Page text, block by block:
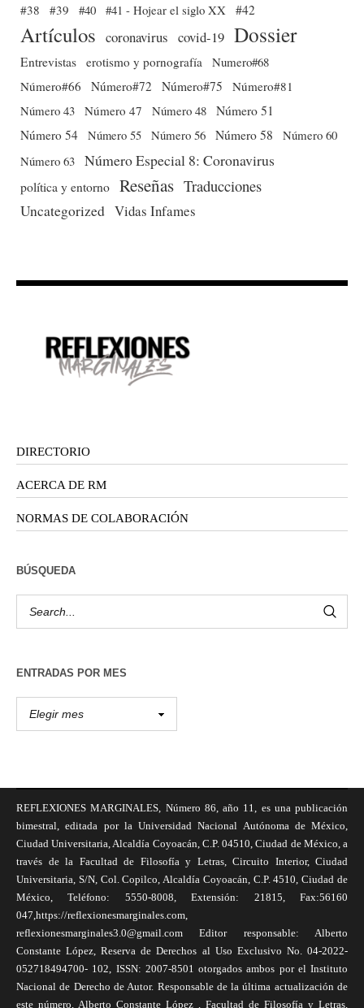
#38
#39 #40 #41 - Hojear el siglo XX #42
Artículos coronavirus covid-19 Dossier
Entrevistas erotismo y pornografía
Numero#68
Número#66
Número#72 Número#75
Número#81
Número 43 Número 47 Número 48 Número 51
Número 54 Número 55 Número 56 Número 58
Número 60
Número 63 Número Especial 8: Coronavirus
política y entorno Reseñas Traducciones
Uncategorized Vidas Infames
DIRECTORIO
ACERCA DE RM
NORMAS DE COLABORACIÓN
BÚSQUEDA
ENTRADAS POR MES
REFLEXIONES MARGINALES, Número 86, año 11, es una publicación
bimestral, editada por la Universidad Nacional Autónoma de México,
Ciudad Universitaria, Alcaldía Coyoacán, C.P. 04510, Ciudad de México, a
través de la Facultad de Filosofía y Letras, Circuito Interior, Ciudad
Universitaria, S/N, Col. Copilco, Alcaldía Coyoacán, C.P. 4510, Ciudad de
México, Teléfono: 5550-8008, Extensión: 21815, Fax:56160
047,https://reflexionesmarginales.com,
reflexionesmarginales3.0@gmail.com Editor responsable: Alberto
Constante López, Reserva de Derechos al Uso Exclusivo No. 04-2022-
052718494700- 102, ISSN: 2007-8501 otorgados ambos por el Instituto
Nacional de Derecho de Autor. Responsable de la última actualización de
este número, Alberto Constante López , Facultad de Filosofía y Letras,